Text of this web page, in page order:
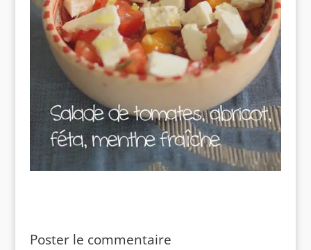
Poster le commentaire